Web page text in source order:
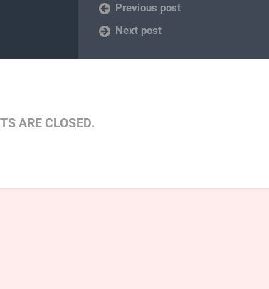
Previous post
Next post
ARE CLOSED.